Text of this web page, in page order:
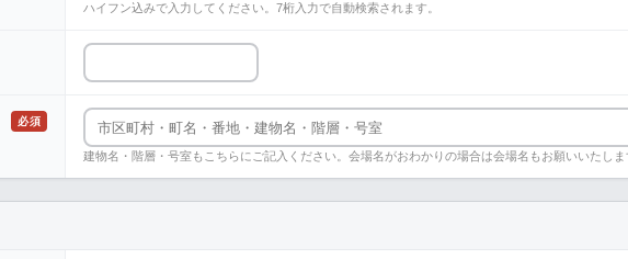
ハイフン込みで入力してください。7桁入力で自動検索されます。
必須
建物名・階層・号室もこちらにご記入ください。会場名がおわかりの場合は会場名もお願いいたしま